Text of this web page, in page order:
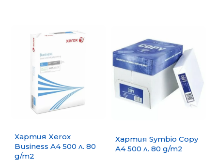
Хартия Xerox
Business A4 500 л. 80
g/m2
Хартия Symbio Copy
A4 500 л. 80 g/m2